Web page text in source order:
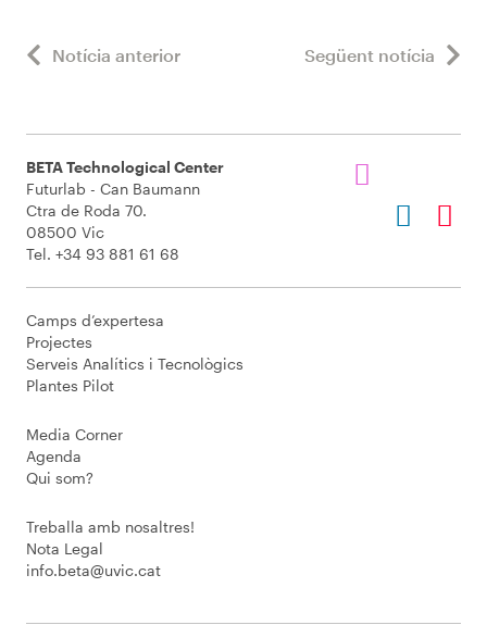
Notícia anterior Següent notícia
BETA Technological Center
Futurlab - Can Baumann
Ctra de Roda 70.
08500 Vic
Tel. +34 93 881 61 68
Camps d’expertesa
Projectes
Serveis Analítics i Tecnològics
Plantes Pilot
Media Corner
Agenda
Qui som?
Treballa amb nosaltres!
Nota Legal
info.beta@uvic.cat